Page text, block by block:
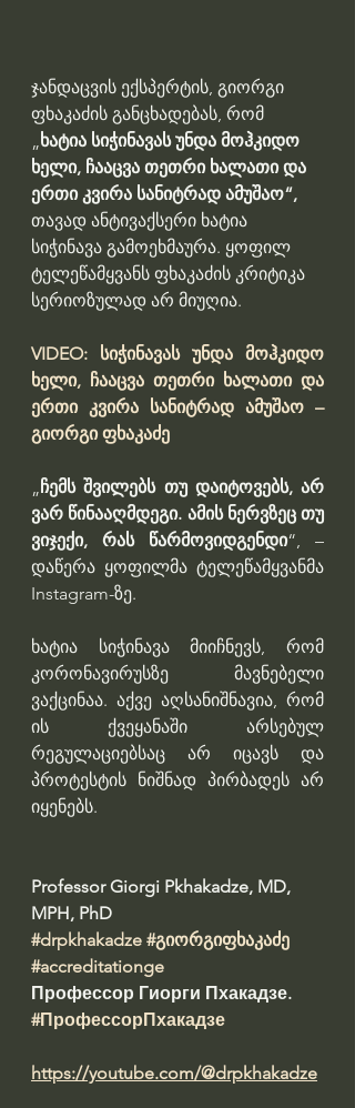
ჯანდაცვის ექსპერტის, გიორგი
ფხაკაძის განცხადებას, რომ
ხატია სიჭინავას უნდა მოჰკიდო
ხელი, ჩააცვა თეთრი ხალათი და
ერთი კვირა სანიტრად ამუშაო“,
თავად ანტივაქსერი ხატია
სიჭინავა გამოეხმაურა. ყოფილ
ტელეწამყვანს ფხაკაძის კრიტიკა
სერიოზულად არ მიუღია.
VIDEO: სიჭინავას უნდა მოჰკიდო
ხელი, ჩააცვა თეთრი ხალათი და
ერთი კვირა სანიტრად ამუშაო –
გიორგი ფხაკაძე
ჩემს შვილებს თუ დაიტოვებს, არ
ვარ წინააღმდეგი. ამის ნერვზეც თუ
ვიჯექი, რას წარმოვიდგენდი“, –
დაწერა ყოფილმა ტელეწამყვანმა
Instagram-ზე.
ხატია სიჭინავა მიიჩნევს, რომ
კორონავირუსზე მავნებელი
ვაქცინაა. აქვე აღსანიშნავია, რომ
ის ქვეყანაში არსებულ
რეგულაციებსაც არ იცავს და
პროტესტის ნიშნად პირბადეს არ
იყენებს.
Professor Giorgi Pkhakadze, MD,
MPH, PhD
#drpkhakadze #გიორგიფხაკაძე
#accreditationge
Профессор Гиорги Пхакадзе.
#ПрофессорПхакадзе
https://youtube.com/@drpkhakadze